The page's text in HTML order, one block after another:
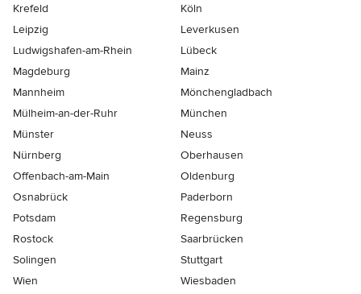
Krefeld
Köln
Leipzig
Leverkusen
Ludwigshafen-am-Rhein
Lübeck
Magdeburg
Mainz
Mannheim
Mönchen­gladbach
Mülheim-an-der-Ruhr
München
Münster
Neuss
Nürnberg
Oberhausen
Offenbach-am-Main
Oldenburg
Osnabrück
Paderborn
Potsdam
Regensburg
Rostock
Saarbrücken
Solingen
Stuttgart
Wien
Wiesbaden